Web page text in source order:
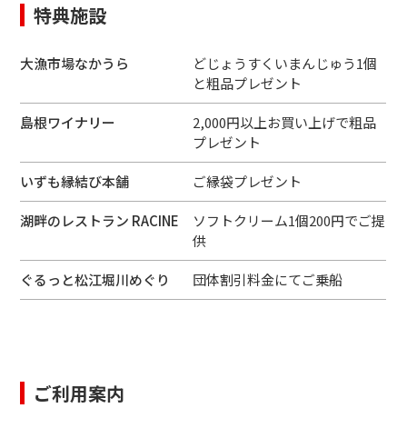
特典施設
大漁市場なかうら
どじょうすくいまんじゅう1個
と粗品プレゼント
島根ワイナリー
2,000円以上お買い上げで粗品
プレゼント
いずも縁結び本舗 ご縁袋プレゼント
湖畔のレストラン RACINE
ソフトクリーム1個200円でご提
供
ぐるっと松江堀川めぐり 団体割引料金にてご乗船
ご利用案内